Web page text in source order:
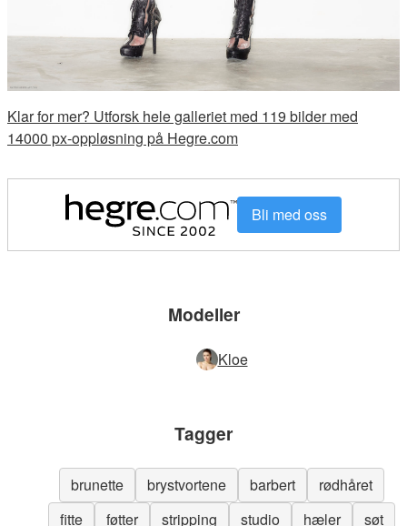
Klar for mer? Utforsk hele galleriet med 119 bilder med
14000 px-oppløsning på Hegre.com
Bli med oss
Modeller
Kloe
Tagger
brunette brystvortene barbert
rødhåret
fitte
føtter stripping studio hæler
søt